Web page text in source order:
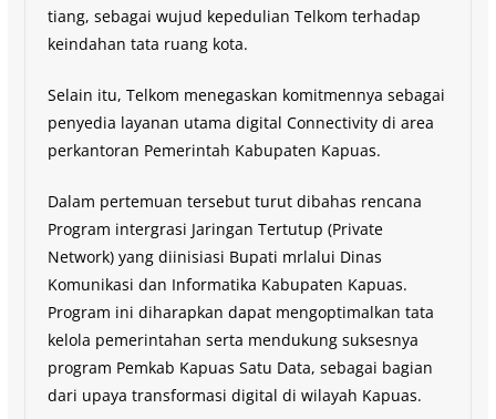
tiang, sebagai wujud kepedulian Telkom terhadap
keindahan tata ruang kota.
Selain itu, Telkom menegaskan komitmennya sebagai
penyedia layanan utama digital Connectivity di area
perkantoran Pemerintah Kabupaten Kapuas.
Dalam pertemuan tersebut turut dibahas rencana
Program intergrasi Jaringan Tertutup (Private
Network) yang diinisiasi Bupati mrlalui Dinas
Komunikasi dan Informatika Kabupaten Kapuas.
Program ini diharapkan dapat mengoptimalkan tata
kelola pemerintahan serta mendukung suksesnya
program Pemkab Kapuas Satu Data, sebagai bagian
dari upaya transformasi digital di wilayah Kapuas.